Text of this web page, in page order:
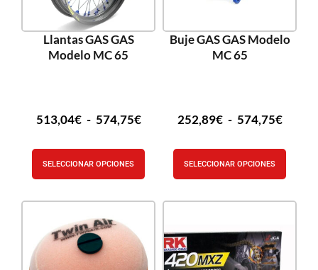
Llantas GAS GAS
Modelo MC 65
513,04€ - 574,75€
SELECCIONAR OPCIONES
Buje GAS GAS Modelo
MC 65
252,89€ - 574,75€
SELECCIONAR OPCIONES